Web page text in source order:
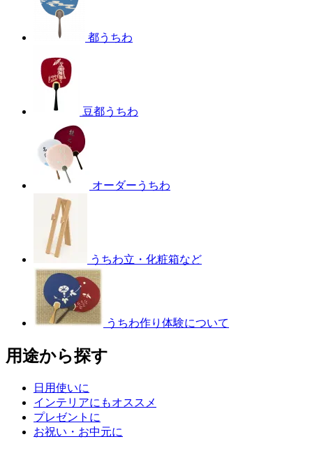
都うちわ
豆都うちわ
オーダーうちわ
うちわ立・化粧箱など
うちわ作り体験について
用途から探す
日用使いに
インテリアにもオススメ
プレゼントに
お祝い・お中元に